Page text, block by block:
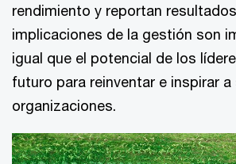
rendimiento y reportan
implicaciones de la gestión son
igual que el potencial de los
futuro para reinventar e inspirar a
organizaciones.